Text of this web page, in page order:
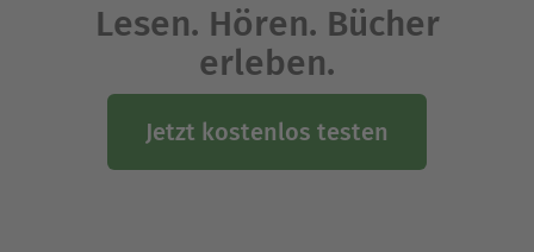
Lesen. Hören. Bücher
erleben.
Jetzt kostenlos testen